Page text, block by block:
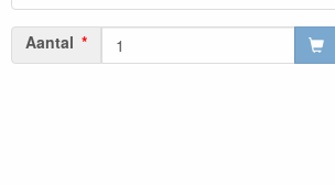
Aantal